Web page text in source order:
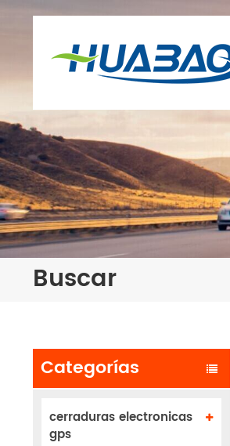
Buscar
Categorías
cerraduras electronicas
gps